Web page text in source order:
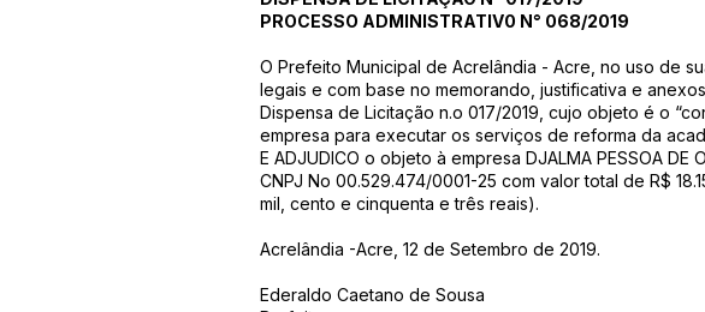
PROCESSO ADMINISTRATIV0 N° 068/2019
O Prefeito Municipal de Acrelândia - Acre, no uso de
legais e com base no memorando, justificativa e
Dispensa de Licitação n.o 017/2019, cujo objeto é o
empresa para executar os serviços de reforma da
E ADJUDICO o objeto à empresa DJALMA PESSOA DE
CNPJ No 00.529.474/0001-25 com valor total de R$
mil, cento e cinquenta e três reais).
Acrelândia -Acre, 12 de Setembro de 2019.
Ederaldo Caetano de Sousa